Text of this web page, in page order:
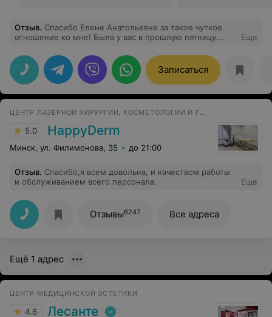
Отзыв. Спасибо Елене Анатольевне за такое чуткое
отношение ко мне! Была у вас в прошлую пятницу.
и на лице удалять очень больно и я проявила себя как
капризного пациента, за что прошу прощения. Но с
легкой руки доктора Елены Анатольевны час пролетел
быстро, всё быстро зажило, результат меня радует!
Хожу теперь с уф защитой. Буду рекомендовать своим
Еще
Записаться
ЦЕНТР ЛАЗЕРНОЙ ХИРУРГИИ, КОСМЕТОЛОГИИ И ГИНЕКОЛОГИИ
5.0 HappyDerm
Минск, ул. Филимонова, 35 до 21:00
Отзыв. Спасибо,я всем довольна, и качеством работы
и обслуживанием всего персонала.
Еще
Отзывы6247 Все адреса
Ещё 1 адрес
ЦЕНТР МЕДИЦИНСКОЙ ЭСТЕТИКИ
4.6 Лесанте